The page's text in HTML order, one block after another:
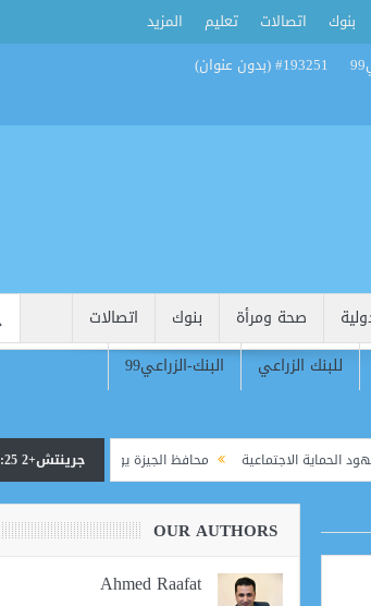
بنوك اتصالات تعليم
المزيد
#193251 (بدون عنوان)
صحة ومرأة بنوك
اتصالات
للبنك الزراعي
البنك-الزراعي99
محافظ الجيزة يودّع رئيس الوحدة المحلية
جرينتش+2 05:25
OUR AUTHORS
Ahmed Raafat